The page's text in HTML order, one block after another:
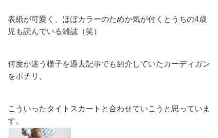
表紙が可愛く、ほぼカラーのためか気が付くとうちの4歳
児も読んでいる雑誌（笑）
何度か迷う様子を過去記事でも紹介していたカーディガン
をポチリ。
こういったタイトスカートと合わせていこうと思っていま
す。